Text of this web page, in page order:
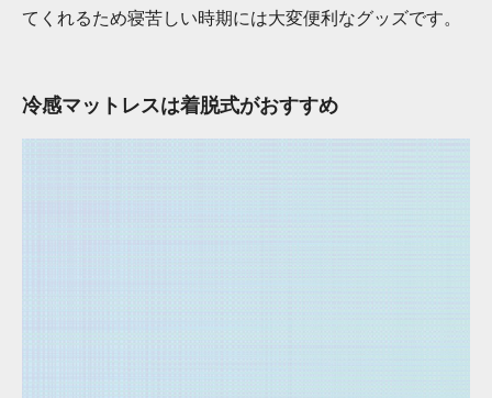
てくれるため寝苦しい時期には大変便利なグッズです。
冷感マットレスは着脱式がおすすめ